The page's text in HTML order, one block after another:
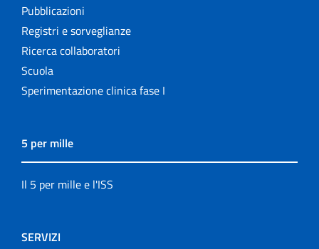
Pubblicazioni
Registri e sorveglianze
Ricerca collaboratori
Scuola
Sperimentazione clinica fase I
5 per mille
Il 5 per mille e l'ISS
SERVIZI